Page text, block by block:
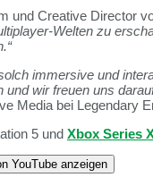
und Creative Director
Welten zu
immersive und
wir freuen uns
Media bei Legendary
5 und Xbox Series
YouTube anzeigen